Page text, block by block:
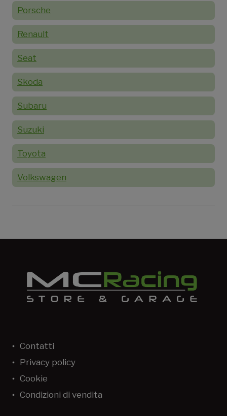
Porsche
Renault
Seat
Skoda
Subaru
Suzuki
Toyota
Volkswagen
Contatti
Privacy policy
Cookie
Condizioni di vendita